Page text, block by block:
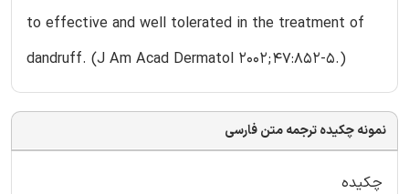
to effective and well tolerated in the treatment of
dandruff. (J Am Acad Dermatol 2002;47:852-5.)
نمونه چکیده ترجمه متن فارسی
چکیده